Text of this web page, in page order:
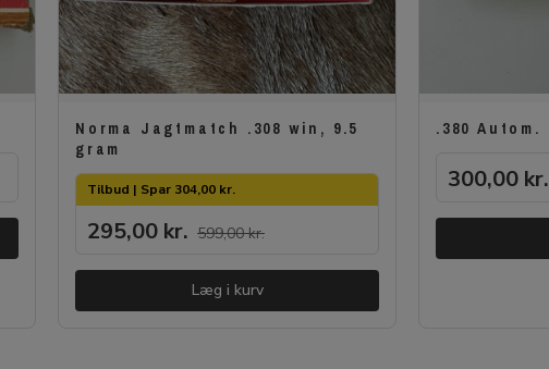
Norma Jagtmatch .308 win, 9.5
gram
Tilbud | Spar 304,00 kr.
295,00 kr. 599,00kr.
Læg i kurv
.380 Autom.
300,00 kr.